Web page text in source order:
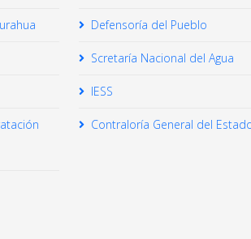
Defensoría del Pueblo
Scretaría Nacional del Agua
IESS
Contraloría General del